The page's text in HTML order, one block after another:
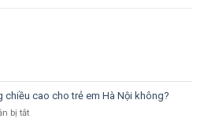
chiều cao cho trẻ em Hà Nội không?
bị tắtở